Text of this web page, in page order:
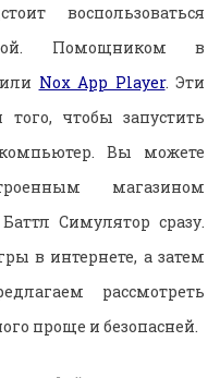
воспользоваться
Помощником в
или Nox App Player. Эти
чтобы запустить
Вы можете
магазином
Симулятор сразу.
в интернете, а затем
рассмотреть
проще и безопасней.